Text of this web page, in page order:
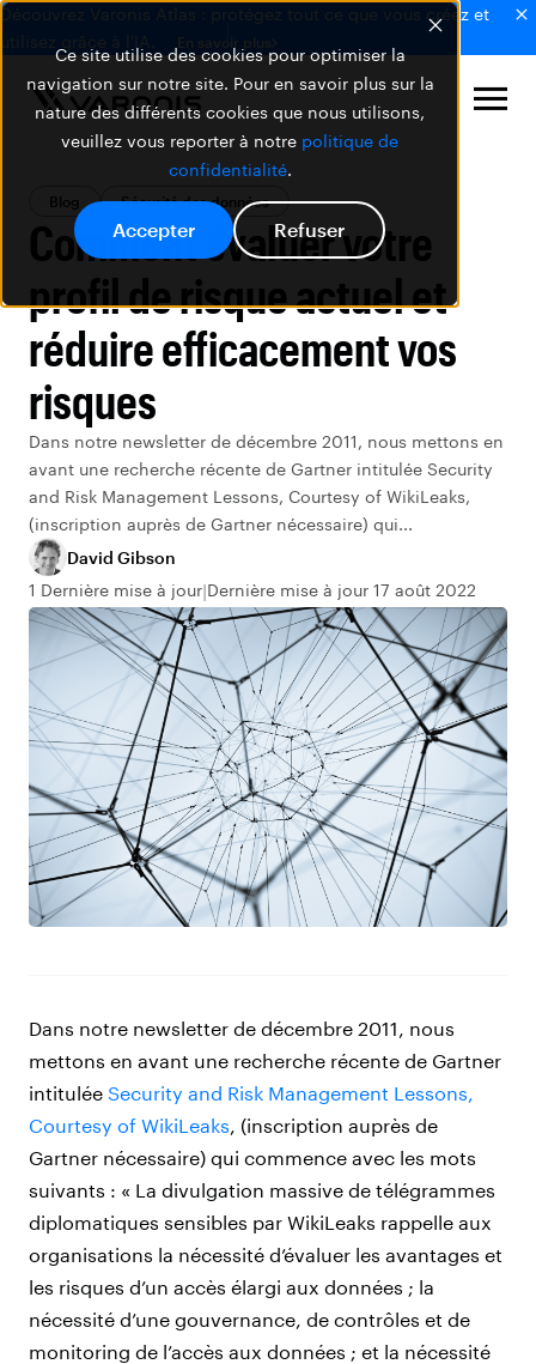
Ce site utilise des cookies pour optimiser la
navigation sur notre site. Pour en savoir plus sur la
nature des différents cookies que nous utilisons,
veuillez vous reporter à notre politique de
confidentialité.
Accepter Refuser
Découvrez Varonis Atlas : protégez tout ce que vous créez et
utilisez grâce à l'IA.
En savoir plus
Blog Sécurité des données
Comment évaluer votre
profil de risque actuel et
réduire efficacement vos
risques
Dans notre newsletter de décembre 2011, nous mettons en
avant une recherche récente de Gartner intitulée Security
and Risk Management Lessons, Courtesy of WikiLeaks,
(inscription auprès de Gartner nécessaire) qui...
David Gibson
1 Dernière mise à jour Dernière mise à jour 17 août 2022
Dans notre newsletter de décembre 2011, nous
mettons en avant une recherche récente de Gartner
intitulée Security and Risk Management Lessons,
Courtesy of WikiLeaks , (inscription auprès de
Gartner nécessaire) qui commence avec les mots
suivants : « La divulgation massive de télégrammes
diplomatiques sensibles par WikiLeaks rappelle aux
organisations la nécessité d’évaluer les avantages et
les risques d’un accès élargi aux données ; la
nécessité d’une gouvernance, de contrôles et de
monitoring de l’accès aux données ; et la nécessité